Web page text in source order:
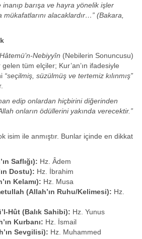
barışa ve hayra yönelik işler
mükafatlarını alacaklardır…” (Bakara,
Hâtemü’n-Nebiyyîn (Nebilerin Sonuncusu)
tüm elçiler; Kur’an’ın ifadesiyle
“seçilmiş, süzülmüş ve tertemiz kılınmış”
edip onlardan hiçbirini diğerinden
onların ödüllerini yakında verecektir.”
isim ile anmıştır. Bunlar içinde en dikkat
Saflığı): Hz. Âdem
Dostu): Hz. İbrahim
Kelamı): Hz. Musa
(Allah’ın Ruhu/Kelimesi): Hz.
Hût (Balık Sahibi): Hz. Yunus
Kurbanı: Hz. İsmail
Sevgilisi): Hz. Muhammed